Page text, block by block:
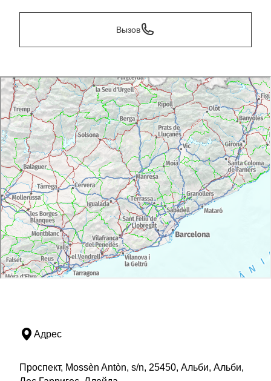
Вызов
Адрес
Проспект, Mossèn Antòn, s/n, 25450, Альби, Альби,